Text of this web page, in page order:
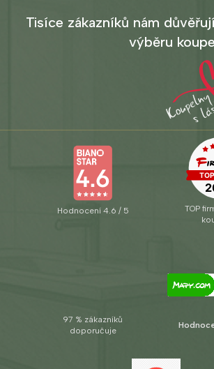
Tisíce zákazníků nám
výběru
Hodnocení 4.6 / 5
TOP
97 % zákazníků
doporučuje